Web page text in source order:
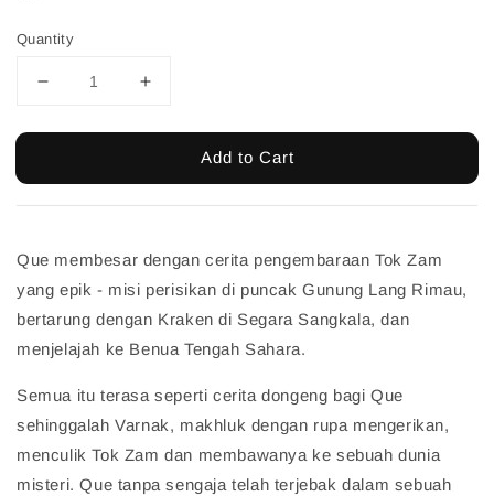
Quantity
Add to Cart
Que membesar dengan cerita pengembaraan Tok Zam
yang epik - misi perisikan di puncak Gunung Lang Rimau,
bertarung dengan Kraken di Segara Sangkala, dan
menjelajah ke Benua Tengah Sahara.
Semua itu terasa seperti cerita dongeng bagi Que
sehinggalah Varnak, makhluk dengan rupa mengerikan,
menculik Tok Zam dan membawanya ke sebuah dunia
misteri. Que tanpa sengaja telah terjebak dalam sebuah